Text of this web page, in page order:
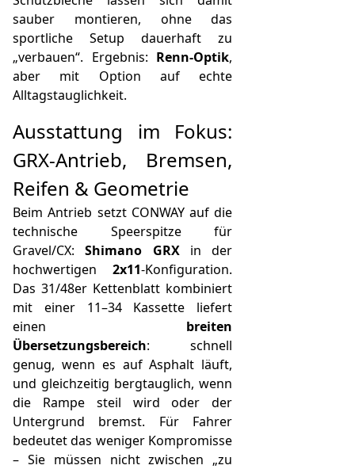
sauber montieren, ohne das
sportliche Setup dauerhaft zu
„verbauen“. Ergebnis: Renn-Optik,
aber mit Option auf echte
Alltagstauglichkeit.
Ausstattung im Fokus:
GRX-Antrieb, Bremsen,
Reifen & Geometrie
Beim Antrieb setzt CONWAY auf die
technische Speerspitze für
Gravel/CX:Shimano GRXin der
hochwertigen2x11-Konfiguration.
Das 31/48er Kettenblatt kombiniert
mit einer 11–34 Kassette liefert
einen breiten
Übersetzungsbereich: schnell
genug, wenn es auf Asphalt läuft,
und gleichzeitig bergtauglich, wenn
die Rampe steil wird oder der
Untergrund bremst. Für Fahrer
bedeutet das weniger Kompromisse
– Sie müssen nicht zwischen „zu